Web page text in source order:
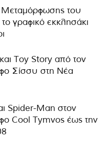
Μεταμόρφωσης του
γραφικό εκκλησάκι
Toy Story από τον
Σίσσυ στη Νέα
Spider-Man στον
Cool Tymvos έως την